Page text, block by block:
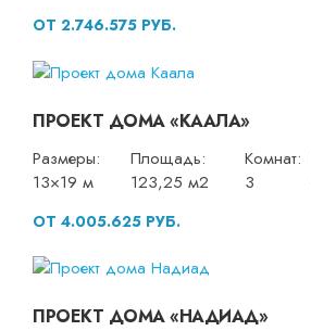
ОТ 2.746.575 РУБ.
ПРОЕКТ ДОМА «КААЛА»
Размеры:
13×19 м
Площадь:
123,25 м2
Комнат:
3
ОТ 4.005.625 РУБ.
ПРОЕКТ ДОМА «НАДИАД»